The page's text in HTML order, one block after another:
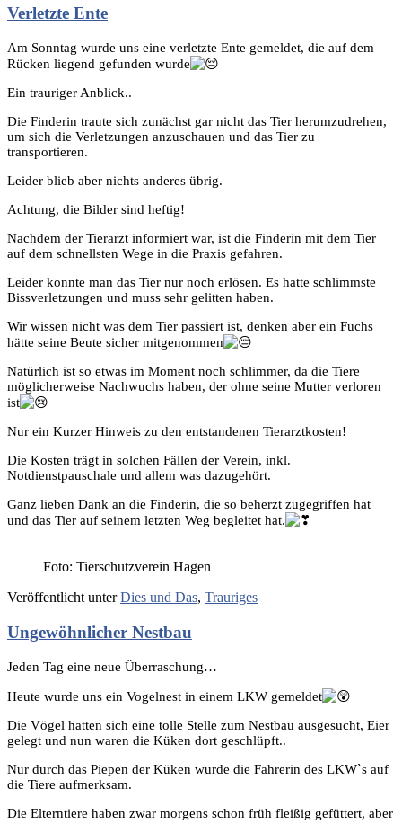
Verletzte Ente
Am Sonntag wurde uns eine verletzte Ente gemeldet, die auf dem
Rücken liegend gefunden wurde
Ein trauriger Anblick..
Die Finderin traute sich zunächst gar nicht das Tier herumzudrehen,
um sich die Verletzungen anzuschauen und das Tier zu
transportieren.
Leider blieb aber nichts anderes übrig.
Achtung, die Bilder sind heftig!
Nachdem der Tierarzt informiert war, ist die Finderin mit dem Tier
auf dem schnellsten Wege in die Praxis gefahren.
Leider konnte man das Tier nur noch erlösen. Es hatte schlimmste
Bissverletzungen und muss sehr gelitten haben.
Wir wissen nicht was dem Tier passiert ist, denken aber ein Fuchs
hätte seine Beute sicher mitgenommen
Natürlich ist so etwas im Moment noch schlimmer, da die Tiere
möglicherweise Nachwuchs haben, der ohne seine Mutter verloren
ist
Nur ein Kurzer Hinweis zu den entstandenen Tierarztkosten!
Die Kosten trägt in solchen Fällen der Verein, inkl.
Notdienstpauschale und allem was dazugehört.
Ganz lieben Dank an die Finderin, die so beherzt zugegriffen hat
und das Tier auf seinem letzten Weg begleitet hat.
Foto: Tierschutzverein Hagen
Veröffentlicht unter Dies und Das, Trauriges
Ungewöhnlicher Nestbau
Jeden Tag eine neue Überraschung…
Heute wurde uns ein Vogelnest in einem LKW gemeldet
Die Vögel hatten sich eine tolle Stelle zum Nestbau ausgesucht, Eier
gelegt und nun waren die Küken dort geschlüpft..
Nur durch das Piepen der Küken wurde die Fahrerin des LKW`s auf
die Tiere aufmerksam.
Die Elterntiere haben zwar morgens schon früh fleißig gefüttert, aber